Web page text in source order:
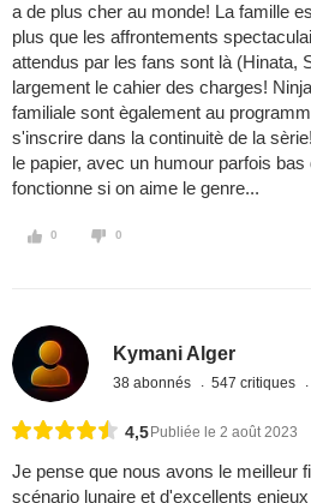
a de plus cher au monde! La famille
plus que les affrontements
attendus par les fans sont là (Hinata,
largement le cahier des charges!
familiale sont ègalement au
s'inscrire dans la continuitè de la
le papier, avec un humour parfois
fonctionne si on aime le genre...
0 0
Kymani Alger
38 abonnés 547 critiques
4,5 Publiée le 2 août 2023
Je pense que nous avons le meilleur
scénario lunaire et d'excellents